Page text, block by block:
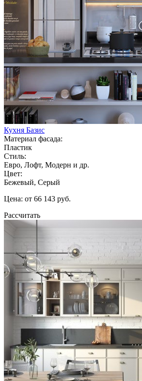
Кухня Базис
Материал фасада:
Пластик
Стиль:
Евро, Лофт, Модерн и др.
Цвет:
Бежевый, Серый
Цена: от 66 143 руб.
Рассчитать